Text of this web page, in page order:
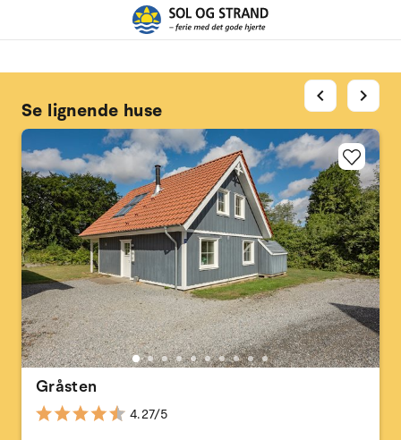
Se lignende huse
Gråsten
4.27/5
chevron_left chevron_right